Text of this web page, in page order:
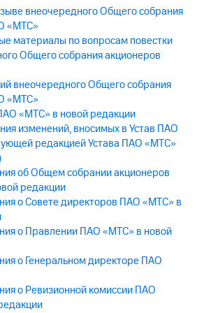
2023
внеочередного Общего собрания
«МТС»
материалы по вопросам повестки
Общего собрания акционеров
внеочередного Общего собрания
«МТС»
«МТС» в новой редакции
изменений, вносимых в Устав ПАО
редакцией Устава ПАО «МТС»
об Общем собрании акционеров
редакции
о Совете директоров ПАО «МТС» в
о Правлении ПАО «МТС» в новой
о Генеральном директоре ПАО
о Ревизионной комиссии ПАО